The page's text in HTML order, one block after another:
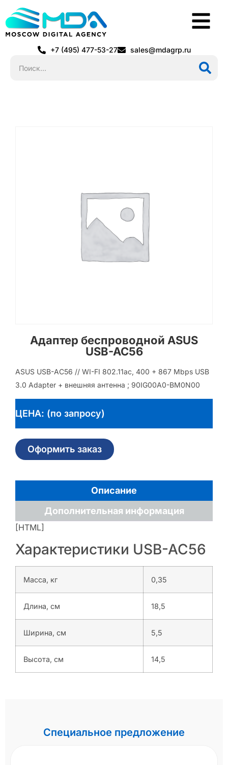
+7 (495) 477-53-27 sales@mdagrp.ru
Адаптер беспроводной ASUS
USB-AC56
ASUS USB-AC56 // WI-FI 802.11ac, 400 + 867 Mbps USB
3.0 Adapter + внешняя антенна ; 90IG00A0-BM0N00
ЦЕНА: (по запросу)
Оформить заказ
Описание
Дополнительная информация
[HTML]
Характеристики USB-AC56
Масса, кг 0,35
Длина, см 18,5
Ширина, см 5,5
Высота, см 14,5
Специальное предложение